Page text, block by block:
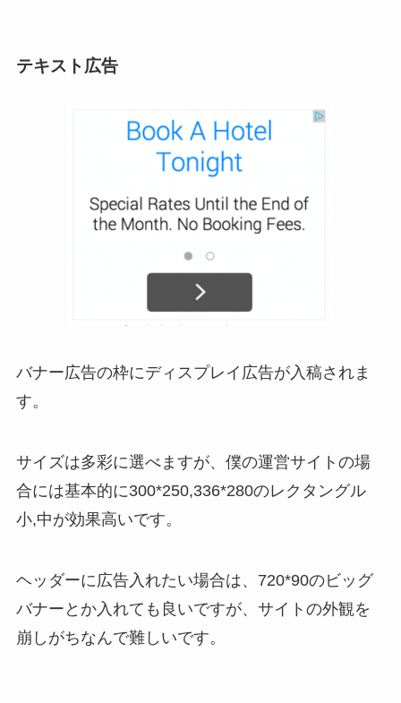
テキスト広告
バナー広告の枠にディスプレイ広告が入稿されま
す。
サイズは多彩に選べますが、僕の運営サイトの場
合には基本的に300*250,336*280のレクタングル
小,中が効果高いです。
ヘッダーに広告入れたい場合は、720*90のビッグ
バナーとか入れても良いですが、サイトの外観を
崩しがちなんで難しいです。